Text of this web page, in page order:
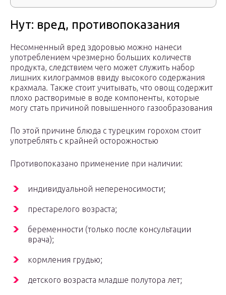
Нут: вред, противопоказания
Несомненный вред здоровью можно нанеси
употреблением чрезмерно больших количеств
продукта, следствием чего может служить набор
лишних килограммов ввиду высокого содержания
крахмала. Также стоит учитывать, что овощ содержит
плохо растворимые в воде компоненты, которые
могу стать причиной повышенного газообразования
По этой причине блюда с турецким горохом стоит
употреблять с крайней осторожностью
Противопоказано применение при наличии:
индивидуальной непереносимости;
престарелого возраста;
беременности (только после консультации
врача);
кормления грудью;
детского возраста младше полутора лет;